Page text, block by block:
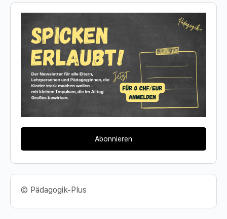
Abonnieren
© Pädagogik-Plus